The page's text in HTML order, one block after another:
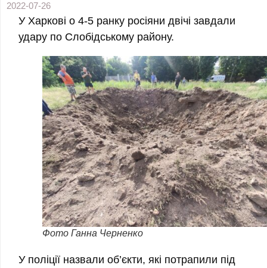
2022-07-26
У Харкові о 4-5 ранку росіяни двічі завдали
удару по Слобідському району.
Фото Ганна Черненко
У поліції назвали об’єкти, які потрапили під